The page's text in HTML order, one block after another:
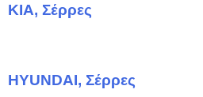
KIA, Σέρρες
HYUNDAI, Σέρρες